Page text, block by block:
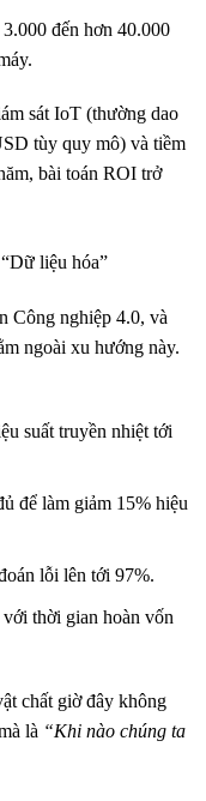
đến hơn 40.000
sát IoT (thường dao
tùy quy mô) và tiềm
bài toán ROI trở
liệu hóa”
Công nghiệp 4.0, và
ngoài xu hướng này.
suất truyền nhiệt tới
để làm giảm 15% hiệu
lỗi lên tới 97%.
thời gian hoàn vốn
chất giờ đây không
là “Khi nào chúng ta